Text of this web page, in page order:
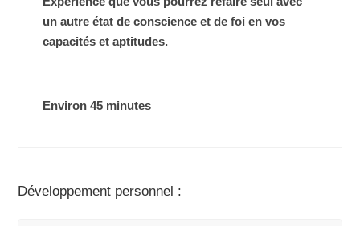
un autre état de conscience et de foi en vos
capacités et aptitudes.
Environ 45 minutes
Développement personnel :